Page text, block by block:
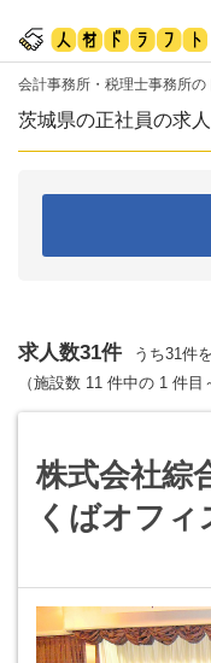
会計事務所・税理士事務所の
茨城県の正社員の求
求人数31件
うち31件
（施設数 11 件中の 1 件目
株式会社綜
くばオフィ